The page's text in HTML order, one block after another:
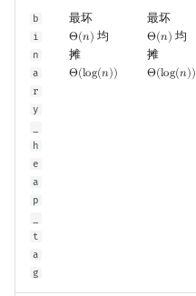
b
i
n
a
r
y
h
e
a
p
t
a
g
最坏
Θ(𝑛)
Θ(n) 均
摊
Θ(log(𝑛))
Θ(log(n))
最坏
Θ(𝑛)
Θ(n) 均
摊
Θ(log(𝑛))
Θ(log(n))